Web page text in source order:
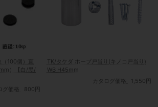
）【白/黒/
グ価格
800円
TK/タケダ ホープ戸当り(キノコ戸当り)
WB H45mm
カタログ価格
1,550円